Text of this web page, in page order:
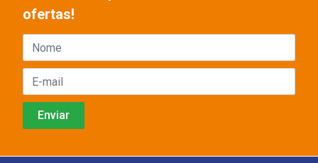
ofertas!